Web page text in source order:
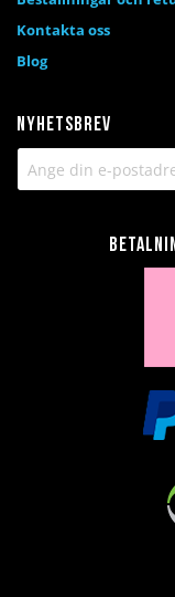
Nyhetsbrev
Kontakta oss
Blog